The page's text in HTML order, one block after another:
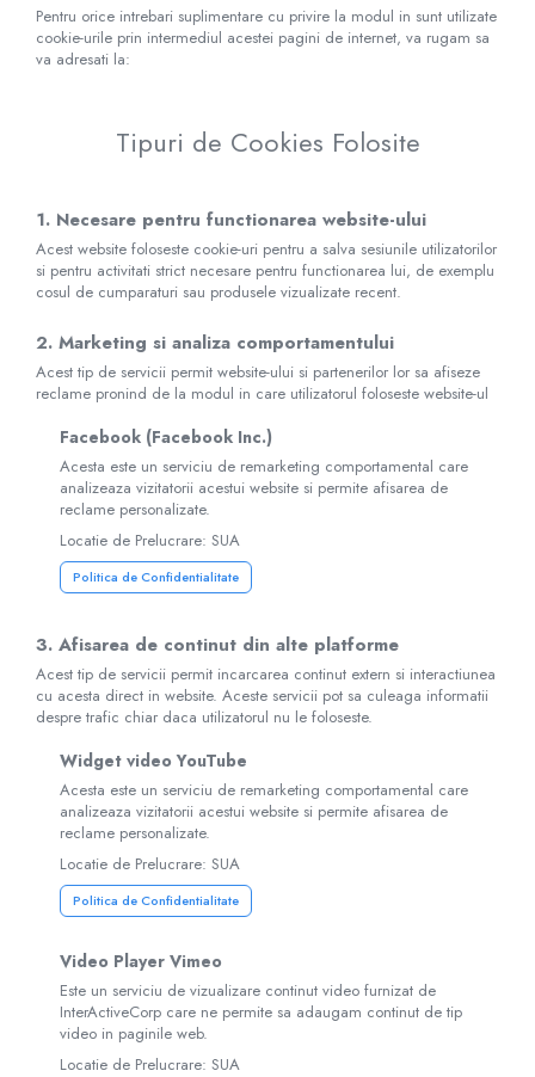
Pentru orice intrebari suplimentare cu privire la modul in sunt utilizate
cookie-urile prin intermediul acestei pagini de internet, va rugam sa
va adresati la:
Tipuri de Cookies Folosite
1. Necesare pentru functionarea website-ului
Acest website foloseste cookie-uri pentru a salva sesiunile utilizatorilor
si pentru activitati strict necesare pentru functionarea lui, de exemplu
cosul de cumparaturi sau produsele vizualizate recent.
2. Marketing si analiza comportamentului
Acest tip de servicii permit website-ului si partenerilor lor sa afiseze
reclame pronind de la modul in care utilizatorul foloseste website-ul
Facebook (Facebook Inc.)
Acesta este un serviciu de remarketing comportamental care
analizeaza vizitatorii acestui website si permite afisarea de
reclame personalizate.
Locatie de Prelucrare: SUA
Politica de Confidentialitate
3. Afisarea de continut din alte platforme
Acest tip de servicii permit incarcarea continut extern si interactiunea
cu acesta direct in website. Aceste servicii pot sa culeaga informatii
despre trafic chiar daca utilizatorul nu le foloseste.
Widget video YouTube
Acesta este un serviciu de remarketing comportamental care
analizeaza vizitatorii acestui website si permite afisarea de
reclame personalizate.
Locatie de Prelucrare: SUA
Politica de Confidentialitate
Video Player Vimeo
Este un serviciu de vizualizare continut video furnizat de
InterActiveCorp care ne permite sa adaugam continut de tip
video in paginile web.
Locatie de Prelucrare: SUA